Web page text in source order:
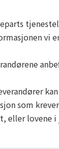
vi
som
eller lovene